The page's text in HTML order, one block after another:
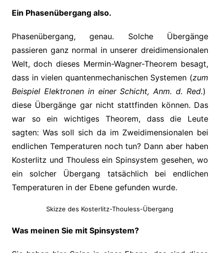
Ein Phasenübergang also.
Phasenübergang, genau. Solche Übergänge
passieren ganz normal in unserer dreidimensionalen
Welt, doch dieses Mermin-Wagner-Theorem besagt,
dass in vielen quantenmechanischen Systemen (zum
Beispiel Elektronen in einer Schicht, Anm. d. Red.)
diese Übergänge gar nicht stattfinden können. Das
war so ein wichtiges Theorem, dass die Leute
sagten: Was soll sich da im Zweidimensionalen bei
endlichen Temperaturen noch tun? Dann aber haben
Kosterlitz und Thouless ein Spinsystem gesehen, wo
ein solcher Übergang tatsächlich bei endlichen
Temperaturen in der Ebene gefunden wurde.
Skizze des Kosterlitz-Thouless-Übergang
Was meinen Sie mit Spinsystem?